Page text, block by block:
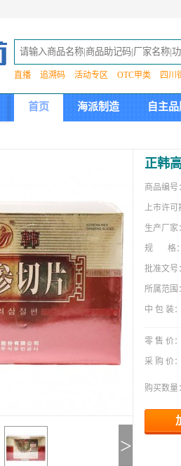
直播 追溯码 活动专区 OTC甲类 四川
首页 海派制造 自主
>
正韩
商品编号
上市许可
生产厂家
规 格
批准文号
所属范围
中 包 装
零 售 价
采 购 价
购买数量